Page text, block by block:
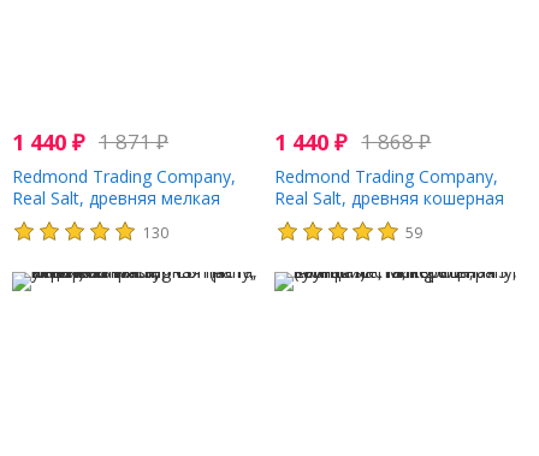
1 440 ₽ 1 871₽
Redmond Trading Company,
Real Salt, древняя мелкая
морская соль, 284 г (10 унций)
130
1 440₽ 1 868₽
Redmond Trading Company,
Real Salt, древняя кошерная
морская соль, 284 г (10 унций)
59